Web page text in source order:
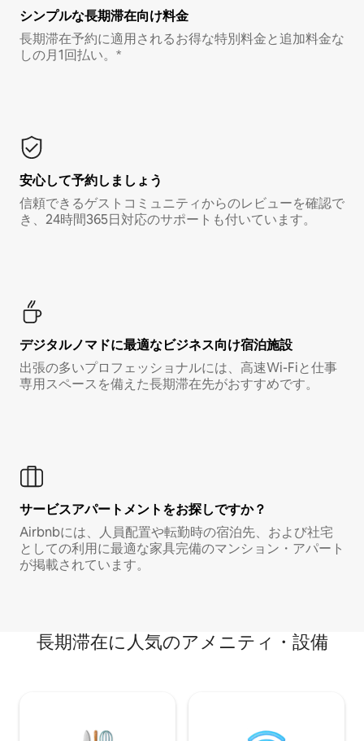
シンプルな長期滞在向け料金
長期滞在予約に適用されるお得な特別料金と追加料金な
しの月1回払い。*
安心して予約しましょう
信頼できるゲストコミュニティからのレビューを確認で
き、24時間365日対応のサポートも付いています。
デジタルノマド⁠に最⁠適⁠なビ⁠ジ⁠ネ⁠ス⁠向⁠け宿⁠泊⁠施⁠設
出張の多いプロフェッショナルには、高速Wi-Fiと仕事
専用スペースを備えた長期滞在先がおすすめです。
サービスアパートメントをお探しですか？
Airbnbには、人員配置や転勤時の宿泊先、および社宅
としての利用に最適な家具完備のマンション・アパート
が掲載されています。
長期滞在に人気のアメニティ・設備